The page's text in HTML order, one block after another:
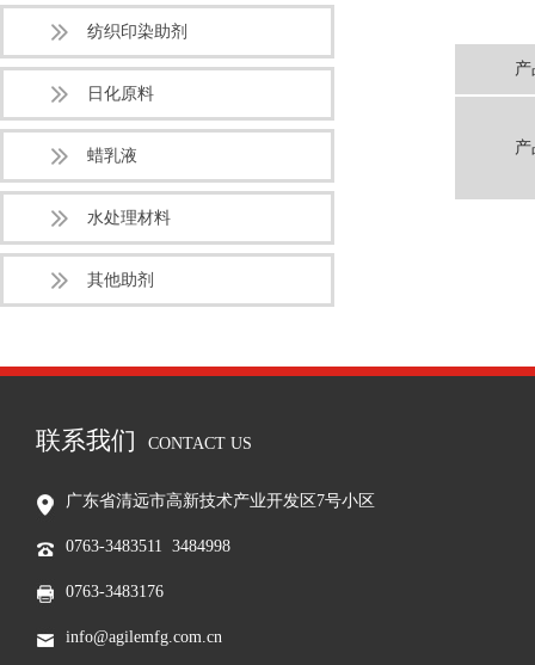
纺织印染助剂
日化原料
蜡乳液
水处理材料
其他助剂
联系我们 CONTACT US
广东省清远市高新技术产业开发区7号小区
0763-3483511 3484998
0763-3483176
info@agilemfg.com.cn